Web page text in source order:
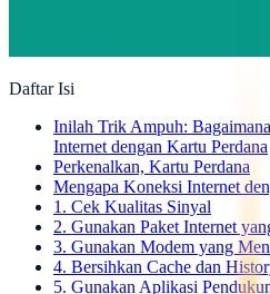
Daftar Isi
Inilah Trik Ampuh:
Internet dengan Kartu Perdana
Perkenalkan, Kartu Perdana
Mengapa Koneksi Internet
1. Cek Kualitas Sinyal
2. Gunakan Paket Internet
3. Gunakan Modem yang
4. Bersihkan Cache dan
5. Gunakan Aplikasi